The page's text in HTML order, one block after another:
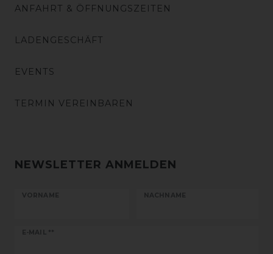
ANFAHRT & ÖFFNUNGSZEITEN
LADENGESCHÄFT
EVENTS
TERMIN VEREINBAREN
NEWSLETTER ANMELDEN
VORNAME NACHNAME
E-MAIL **
Newsletter